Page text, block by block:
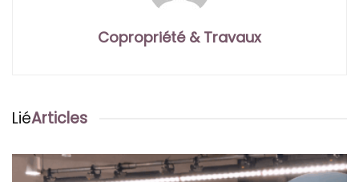
Copropriété & Travaux
LiéArticles